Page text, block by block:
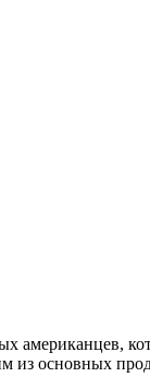
из основных